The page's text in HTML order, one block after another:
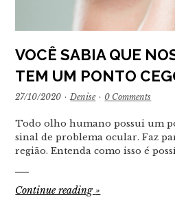
VOCÊ SABIA QUE
TEM UM PONTO
27/10/2020 · Denise · 0 Comments
Todo olho humano possui um
sinal de problema ocular. Faz
região. Entenda como isso é
Continue reading»